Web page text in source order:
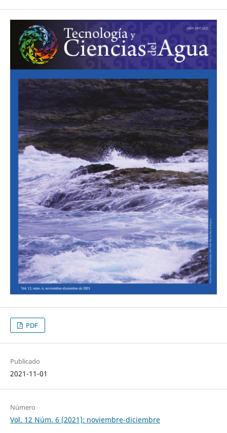
PDF
Publicado
2021-11-01
Número
Vol. 12 Núm. 6 (2021): noviembre-diciembre